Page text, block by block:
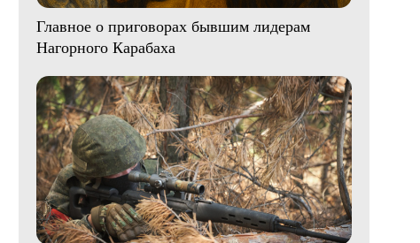
Главное о приговорах бывшим лидерам
Нагорного Карабаха